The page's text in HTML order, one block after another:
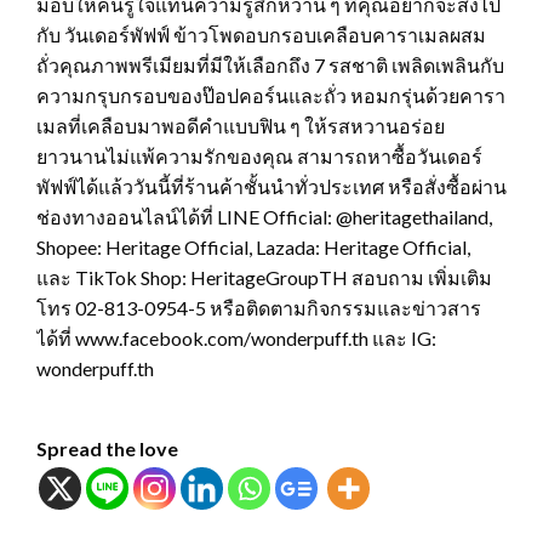
มอบให้คนรู้ใจแทนความรู้สึกหวาน ๆ ที่คุณอยากจะส่งไป
กับ วันเดอร์พัฟฟ์ ข้าวโพดอบกรอบเคลือบคาราเมลผสม
ถั่วคุณภาพพรีเมียมที่มีให้เลือกถึง 7 รสชาติ เพลิดเพลินกับ
ความกรุบกรอบของป๊อปคอร์นและถั่ว หอมกรุ่นด้วยคารา
เมลที่เคลือบมาพอดีคำแบบฟิน ๆ ให้รสหวานอร่อย
ยาวนานไม่แพ้ความรักของคุณ สามารถหาซื้อวันเดอร์
พัฟฟ์ได้แล้ววันนี้ที่ร้านค้าชั้นนำทั่วประเทศ หรือสั่งซื้อผ่าน
ช่องทางออนไลน์ได้ที่ LINE Official: @heritagethailand,
Shopee: Heritage Official, Lazada: Heritage Official,
และ TikTok Shop: HeritageGroupTH สอบถาม เพิ่มเติม
โทร 02-813-0954-5 หรือติดตามกิจกรรมและข่าวสาร
ได้ที่ www.facebook.com/wonderpuff.th และ IG:
wonderpuff.th
Spread the love